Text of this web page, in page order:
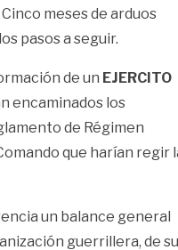
meses de arduos
pasos a seguir.
de un EJERCITO
encaminados los
de Régimen
que harían regir
un balance general
guerrillera, de su